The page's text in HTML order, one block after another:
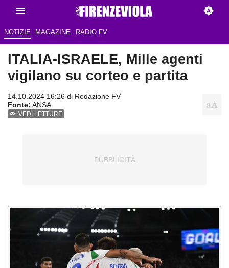
NOTIZIE MAGAZINE RADIO FV
ITALIA-ISRAELE, Mille agenti
vigilano su corteo e partita
14.10.2024 16:26 di Redazione FV
Fonte: ANSA
VEDI LETTURE